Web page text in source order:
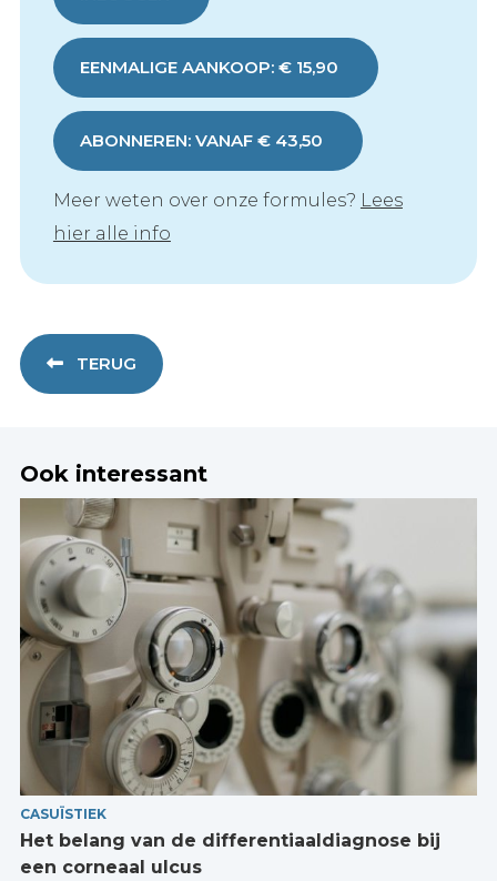
EENMALIGE AANKOOP: € 15,90
ABONNEREN: VANAF € 43,50
Meer weten over onze formules? Lees
hier alle info
TERUG
Ook interessant
CASUÏSTIEK
Het belang van de differentiaaldiagnose bij
een corneaal ulcus